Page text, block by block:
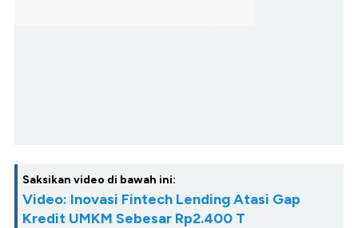
Saksikan video di bawah ini:
Video: Inovasi Fintech Lending Atasi Gap
Kredit UMKM Sebesar Rp2.400 T